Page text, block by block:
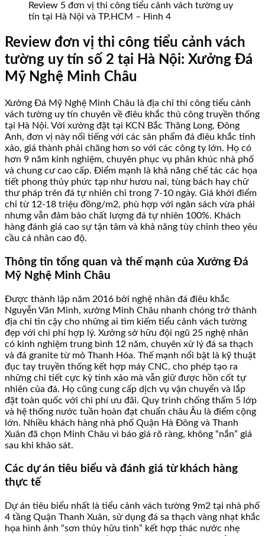
Review 5 đơn vị thi công tiểu cảnh vách tường uy
tín tại Hà Nội và TP.HCM – Hình 4
Review đơn vị thi công tiểu cảnh vách
tường uy tín số 2 tại Hà Nội: Xưởng Đá
Mỹ Nghệ Minh Châu
Xưởng Đá Mỹ Nghệ Minh Châu là địa chỉ thi công tiểu cảnh
vách tường uy tín chuyên về điêu khắc thủ công truyền thống
tại Hà Nội. Với xưởng đặt tại KCN Bắc Thăng Long, Đông
Anh, đơn vị này nổi tiếng với các sản phẩm đá điêu khắc tinh
xảo, giá thành phải chăng hơn so với các công ty lớn. Họ có
hơn 9 năm kinh nghiệm, chuyên phục vụ phân khúc nhà phố
và chung cư cao cấp. Điểm mạnh là khả năng chế tác các họa
tiết phong thủy phức tạp như hươu nai, tùng bách hay chữ
thư pháp trên đá tự nhiên chỉ trong 7-10 ngày. Giá khởi điểm
chỉ từ 12-18 triệu đồng/m2, phù hợp với ngân sách vừa phải
nhưng vẫn đảm bảo chất lượng đá tự nhiên 100%. Khách
hàng đánh giá cao sự tận tâm và khả năng tùy chỉnh theo yêu
cầu cá nhân cao độ.
Thông tin tổng quan và thế mạnh của Xưởng Đá
Mỹ Nghệ Minh Châu
Được thành lập năm 2016 bởi nghệ nhân đá điêu khắc
Nguyễn Văn Minh, xưởng Minh Châu nhanh chóng trở thành
địa chỉ tin cậy cho những ai tìm kiếm tiểu cảnh vách tường
đẹp với chi phí hợp lý. Xưởng sở hữu đội ngũ 25 nghệ nhân
có kinh nghiệm trung bình 12 năm, chuyên xử lý đá sa thạch
và đá granite từ mỏ Thanh Hóa. Thế mạnh nổi bật là kỹ thuật
đục tay truyền thống kết hợp máy CNC, cho phép tạo ra
những chi tiết cực kỳ tinh xảo mà vẫn giữ được hồn cốt tự
nhiên của đá. Họ cũng cung cấp dịch vụ vận chuyển và lắp
đặt toàn quốc với chi phí ưu đãi. Quy trình chống thấm 5 lớp
và hệ thống nước tuần hoàn đạt chuẩn châu Âu là điểm cộng
lớn. Nhiều khách hàng nhà phố Quận Hà Đông và Thanh
Xuân đã chọn Minh Châu vì báo giá rõ ràng, không “nắn” giá
sau khi khảo sát.
Các dự án tiêu biểu và đánh giá từ khách hàng
thực tế
Dự án tiêu biểu nhất là tiểu cảnh vách tường 9m2 tại nhà phố
4 tầng Quận Thanh Xuân, sử dụng đá sa thạch vàng nhạt khắc
họa hình ảnh “sơn thủy hữu tình” kết hợp thác nước nhẹ